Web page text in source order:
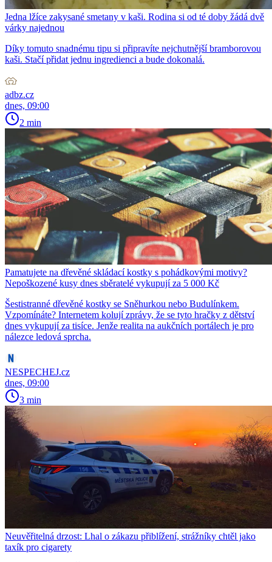
Jedna lžíce zakysané smetany v kaši. Rodina si od té doby žádá dvě
várky najednou
Díky tomuto snadnému tipu si připravíte nejchutnější bramborovou
kaši. Stačí přidat jednu ingredienci a bude dokonalá.
adbz.cz
dnes, 09:00
2 min
Pamatujete na dřevěné skládací kostky s pohádkovými motivy?
Nepoškozené kusy dnes sběratelé vykupují za 5 000 Kč
Šestistranné dřevěné kostky se Sněhurkou nebo Budulínkem.
Vzpomínáte? Internetem kolují zprávy, že se tyto hračky z dětství
dnes vykupují za tisíce. Jenže realita na aukčních portálech je pro
nálezce ledová sprcha.
NESPECHEJ.cz
dnes, 09:00
3 min
Neuvěřitelná drzost: Lhal o zákazu přiblížení, strážníky chtěl jako
taxík pro cigarety